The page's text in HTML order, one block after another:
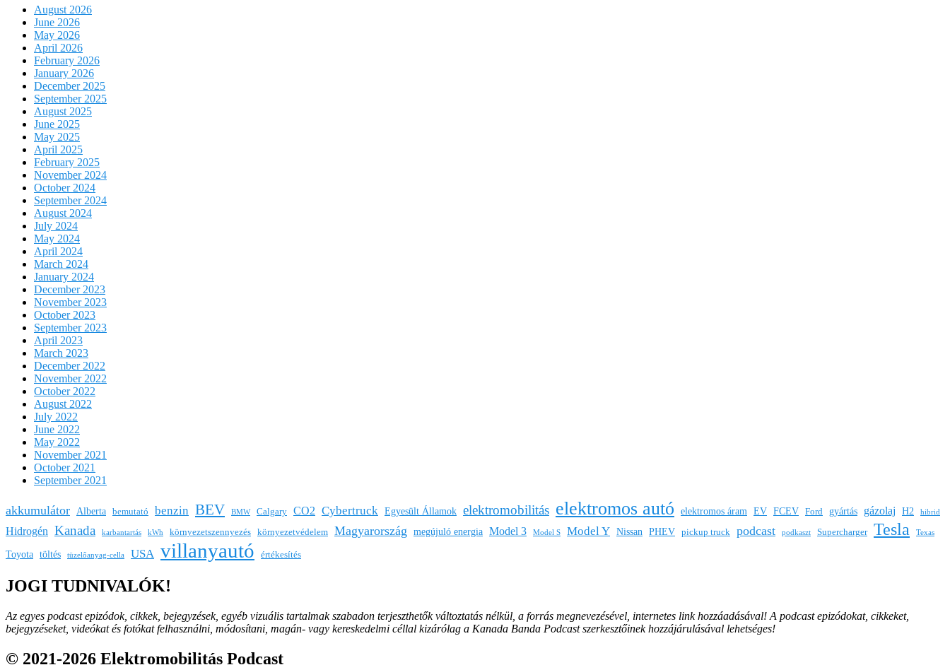
August 2026
June 2026
May 2026
April 2026
February 2026
January 2026
December 2025
September 2025
August 2025
June 2025
May 2025
April 2025
February 2025
November 2024
October 2024
September 2024
August 2024
July 2024
May 2024
April 2024
March 2024
January 2024
December 2023
November 2023
October 2023
September 2023
April 2023
March 2023
December 2022
November 2022
October 2022
August 2022
July 2022
June 2022
May 2022
November 2021
October 2021
September 2021
akkumulátor Alberta bemutató benzin BEV BMW Calgary CO2 Cybertruck Egyesült Államok elektromobilitás elektromos autó elektromos áram EV FCEV Ford gyártás gázolaj H2 hibrid
Hidrogén Kanada karbantartás kWh környezetszennyezés környezetvédelem Magyarország megújuló energia Model 3 Model S Model Y Nissan PHEV pickup truck podcast podkaszt Supercharger Tesla Texas
Toyota töltés tüzelőanyag-cella USA villanyautó értékesítés
JOGI TUDNIVALÓK!
Az egyes podcast epizódok, cikkek, bejegyzések, egyéb vizuális tartalmak szabadon terjeszthetők változtatás nélkül, a forrás megnevezésével, internetes link hozzáadásával! A podcast epizódokat, cikkeket,
bejegyzéseket, videókat és fotókat felhasználni, módosítani, magán- vagy kereskedelmi céllal kizárólag a Kanada Banda Podcast szerkesztőinek hozzájárulásával lehetséges!
© 2021-2026 Elektromobilitás Podcast